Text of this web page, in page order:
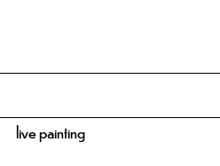
live painting